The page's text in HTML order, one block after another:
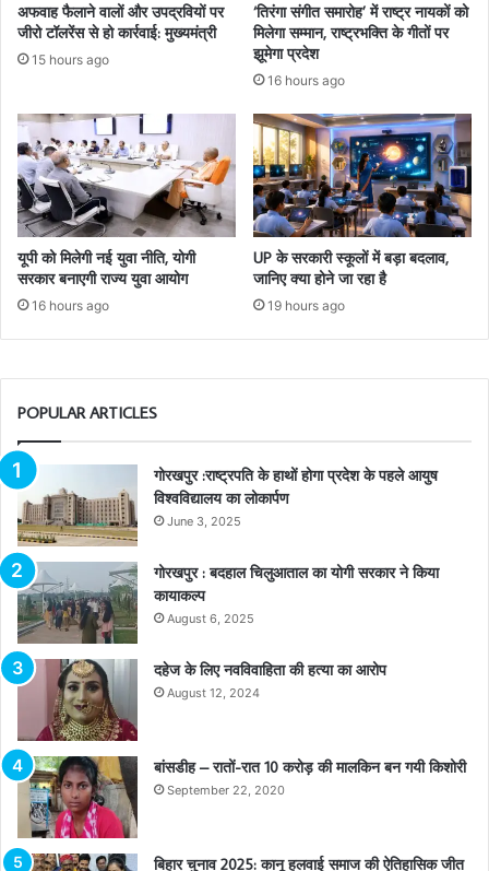
अफवाह फैलाने वालों और उपद्रवियों पर
जीरो टॉलरेंस से हो कार्रवाई: मुख्यमंत्री
15 hours ago
‘तिरंगा संगीत समारोह’ में राष्ट्र नायकों को
मिलेगा सम्मान, राष्ट्रभक्ति के गीतों पर
झूमेगा प्रदेश
16 hours ago
यूपी को मिलेगी नई युवा नीति, योगी
सरकार बनाएगी राज्य युवा आयोग
16 hours ago
UP के सरकारी स्कूलों में बड़ा बदलाव,
जानिए क्या होने जा रहा है
19 hours ago
POPULAR ARTICLES
गोरखपुर :राष्ट्रपति के हाथों होगा प्रदेश के पहले आयुष
विश्वविद्यालय का लोकार्पण
June 3, 2025
गोरखपुर : बदहाल चिलुआताल का योगी सरकार ने किया
कायाकल्प
August 6, 2025
दहेज के लिए नवविवाहिता की हत्या का आरोप
August 12, 2024
बांसडीह – रातों-रात 10 करोड़ की मालकिन बन गयी किशोरी
September 22, 2020
बिहार चुनाव 2025: कानू हलवाई समाज की ऐतिहासिक जीत